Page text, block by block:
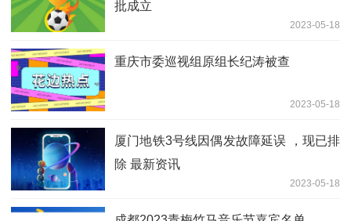
批成立
2023-05-18
重庆市委巡视组原组长纪涛被查
2023-05-18
厦门地铁3号线因偶发故障延误 ，现已排
除 最新资讯
2023-05-18